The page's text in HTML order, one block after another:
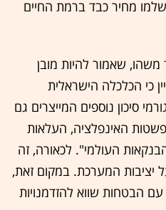
מחיר כבד ברמת החיים
שאמור להיות מובן
כי הכלכלה הישראלית
סיכון נוספים המייצרים גם
האינפלציה, העלאות
העולמי". לכאורה, זה
יציבות המערכת. במקום זאת,
הבטחות שווא להזדמנויות